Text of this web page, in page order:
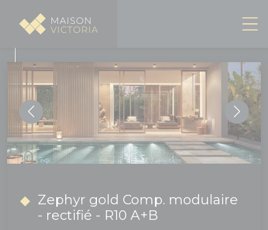
Zephyr gold Comp. modulaire
- rectifié - R10 A+B